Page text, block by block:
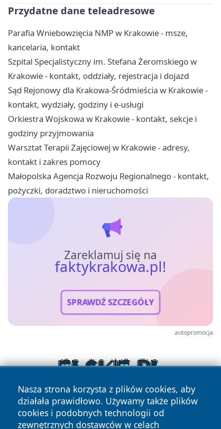
Przydatne dane teleadresowe
Parafia Wniebowzięcia NMP w Krakowie - msze,
kancelaria, kontakt
Szpital Specjalistyczny im. Stefana Żeromskiego w
Krakowie - kontakt, oddziały, rejestracja i dojazd
Sąd Rejonowy dla Krakowa-Śródmieścia w Krakowie -
kontakt, wydziały, godziny i e-usługi
Orkiestra Wojskowa w Krakowie - kontakt, sekcje i
godziny przyjmowania
Warsztat Terapii Zajęciowej w Krakowie - adresy,
kontakt i zakres pomocy
Małopolska Agencja Rozwoju Regionalnego - kontakt,
pożyczki, doradztwo i nieruchomości
Zareklamuj się na
faktykrakowa.pl!
SPRAWDŹ SZCZEGÓŁY
autopromocja
Nasza strona korzysta z plików cookies, aby
działała prawidłowo. Używamy także plików
cookies i podobnych technologii od
zewnętrznych dostawców w celach